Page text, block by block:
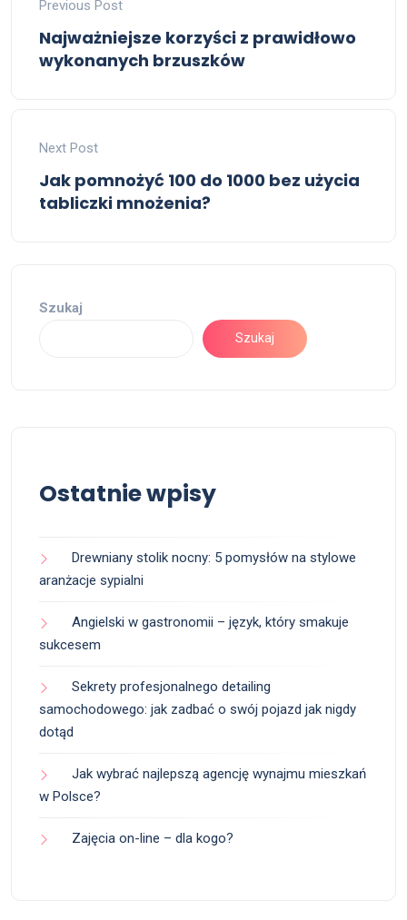
Previous Post
Najważniejsze korzyści z prawidłowo
wykonanych brzuszków
Next Post
Jak pomnożyć 100 do 1000 bez użycia
tabliczki mnożenia?
Szukaj
Szukaj
Ostatnie wpisy
Drewniany stolik nocny: 5 pomysłów na stylowe
aranżacje sypialni
Angielski w gastronomii – język, który smakuje
sukcesem
Sekrety profesjonalnego detailing
samochodowego: jak zadbać o swój pojazd jak nigdy
dotąd
Jak wybrać najlepszą agencję wynajmu mieszkań
w Polsce?
Zajęcia on-line – dla kogo?